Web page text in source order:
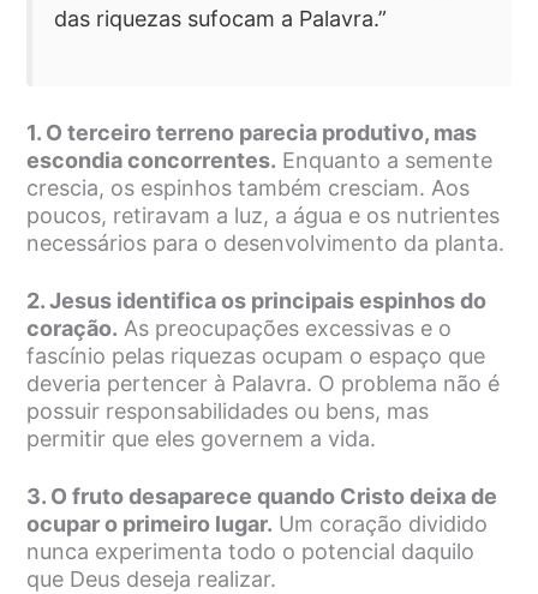
das riquezas sufocam a Palavra.”
1. O terceiro terreno parecia produtivo, mas
escondia concorrentes. Enquanto a semente
crescia, os espinhos também cresciam. Aos
poucos, retiravam a luz, a água e os nutrientes
necessários para o desenvolvimento da planta.
2. Jesus identifica os principais espinhos do
coração. As preocupações excessivas e o
fascínio pelas riquezas ocupam o espaço que
deveria pertencer à Palavra. O problema não é
possuir responsabilidades ou bens, mas
permitir que eles governem a vida.
3. O fruto desaparece quando Cristo deixa de
ocupar o primeiro lugar. Um coração dividido
nunca experimenta todo o potencial daquilo
que Deus deseja realizar.